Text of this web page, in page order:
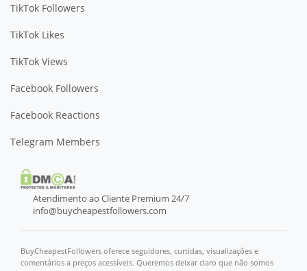
TikTok Followers
TikTok Likes
TikTok Views
Facebook Followers
Facebook Reactions
Telegram Members
Atendimento ao Cliente Premium 24/7
info@buycheapestfollowers.com
BuyCheapestFollowers oferece seguidores, curtidas, visualizações e
comentários a preços acessíveis. Queremos deixar claro que não somos